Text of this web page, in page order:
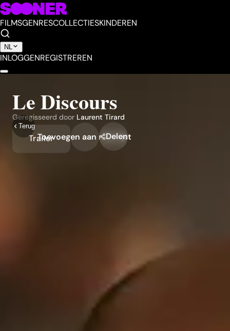
FILMSGENRESCOLLECTIESKINDEREN
NL
INLOGGENREGISTREREN
Terug
Le Discours
Geregisseerd door Laurent Tirard
Trailer
Toevoegen aan mijn lijst
Delen